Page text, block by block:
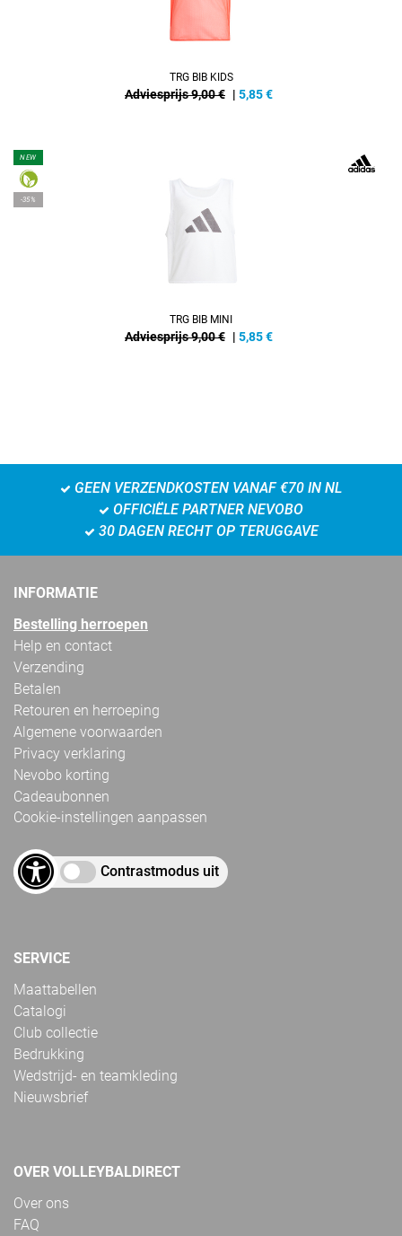
TRG BIB KIDS
Adviesprijs 9,00 € | 5,85€
NEW
-35%
TRG BIB MINI
Adviesprijs 9,00 € | 5,85€
GEEN VERZENDKOSTEN VANAF €70 IN NL
OFFICIËLE PARTNER NEVOBO
30 DAGEN RECHT OP TERUGGAVE
INFORMATIE
Bestelling herroepen
Help en contact
Verzending
Betalen
Retouren en herroeping
Algemene voorwaarden
Privacy verklaring
Nevobo korting
Cadeaubonnen
Cookie-instellingen aanpassen
Contrastmodus uit
SERVICE
Maattabellen
Catalogi
Club collectie
Bedrukking
Wedstrijd- en teamkleding
Nieuwsbrief
OVER VOLLEYBALDIRECT
Over ons
FAQ